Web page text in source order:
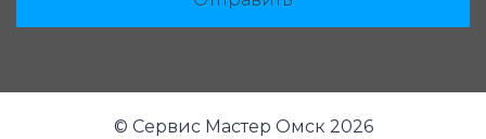
© Сервис Мастер Омск 2026